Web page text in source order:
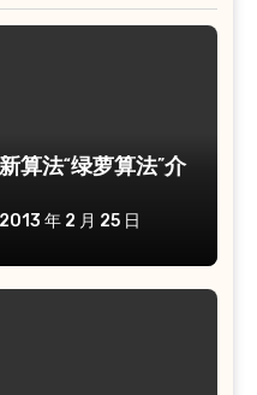
算法“绿萝算法”介
2013 年 2 月 25 日